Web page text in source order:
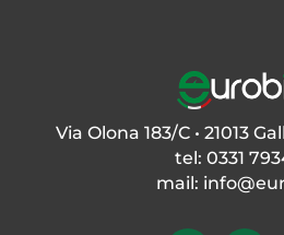
Via Olona 183/C • 21013
tel: 0331
mail: